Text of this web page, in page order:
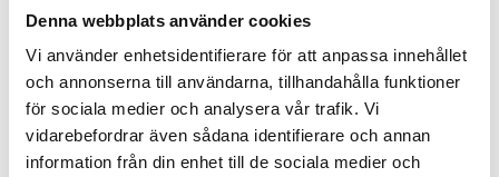
Denna webbplats använder cookies
Vi använder enhetsidentifierare för att anpassa innehållet
och annonserna till användarna, tillhandahålla funktioner
för sociala medier och analysera vår trafik. Vi
vidarebefordrar även sådana identifierare och annan
information från din enhet till de sociala medier och